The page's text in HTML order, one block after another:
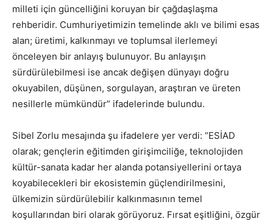
milleti için güncelliğini koruyan bir çağdaşlaşma
rehberidir. Cumhuriyetimizin temelinde aklı ve bilimi esas
alan; üretimi, kalkınmayı ve toplumsal ilerlemeyi
önceleyen bir anlayış bulunuyor. Bu anlayışın
sürdürülebilmesi ise ancak değişen dünyayı doğru
okuyabilen, düşünen, sorgulayan, araştıran ve üreten
nesillerle mümkündür” ifadelerinde bulundu.
Sibel Zorlu mesajında şu ifadelere yer verdi: “ESİAD
olarak; gençlerin eğitimden girişimciliğe, teknolojiden
kültür-sanata kadar her alanda potansiyellerini ortaya
koyabilecekleri bir ekosistemin güçlendirilmesini,
ülkemizin sürdürülebilir kalkınmasının temel
koşullarından biri olarak görüyoruz. Fırsat eşitliğini, özgür